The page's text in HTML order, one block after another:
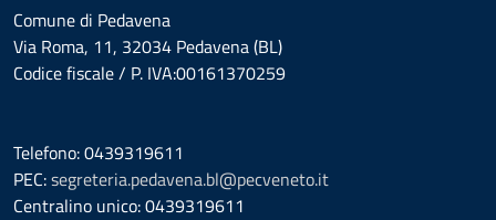
Comune di Pedavena
Via Roma, 11, 32034 Pedavena (BL)
Codice fiscale / P. IVA:00161370259
Telefono: 0439319611
PEC:segreteria.pedavena.bl@pecveneto.it
Centralino unico: 0439319611